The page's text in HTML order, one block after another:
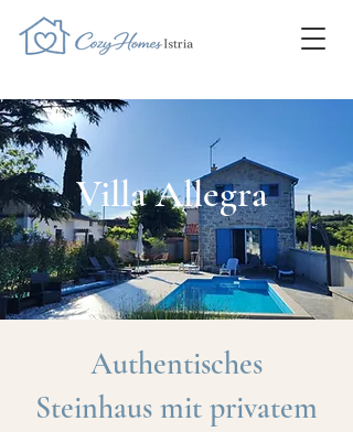
Villa Allegra
Authentisches
Steinhaus mit privatem